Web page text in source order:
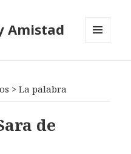
Amistad
>La palabra
de